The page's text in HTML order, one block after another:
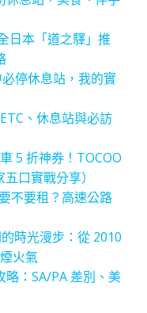
日本「道之驛」推
停休息站，我的實
、休息站與必訪
5 折神券！TOCOO
口實戰分享）
不要租？高速公路
時光漫步：從 2010
火氣
略：SA/PA 差別、美